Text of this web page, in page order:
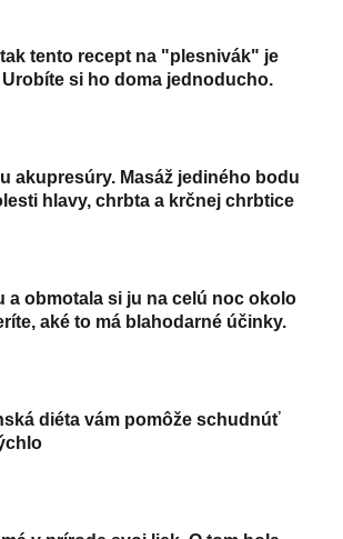
tento recept na "plesnivák" je
si ho doma jednoducho.
akupresúry. Masáž jediného bodu
hlavy, chrbta a krčnej chrbtice
a obmotala si ju na celú noc okolo
aké to má blahodarné účinky.
diéta vám pomôže schudnúť